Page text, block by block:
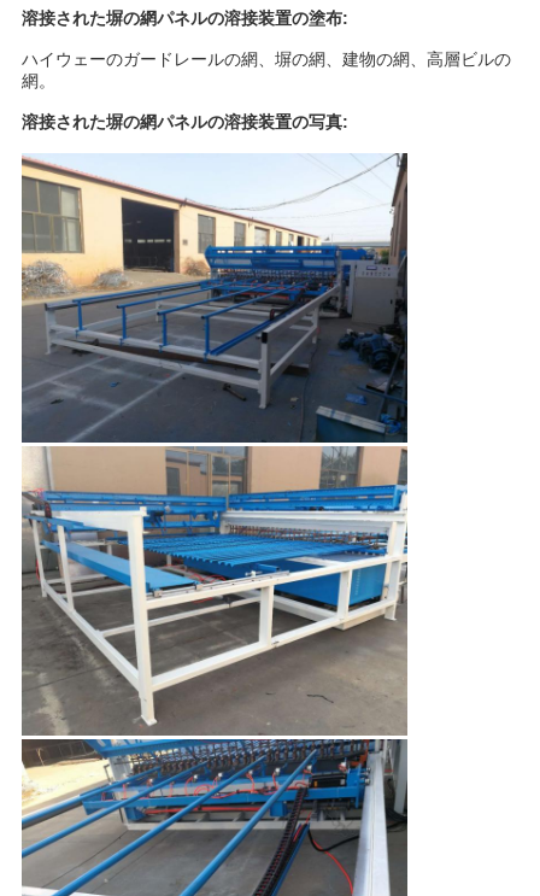
溶接された塀の網パネルの溶接装置の塗布:
ハイウェーのガードレールの網、塀の網、建物の網、高層ビルの
網。
溶接された塀の網パネルの溶接装置の写真: